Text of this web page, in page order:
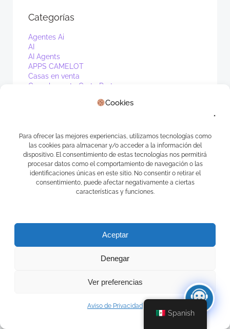
Cookies
Para ofrecer las mejores experiencias, utilizamos tecnologías como
las cookies para almacenar y/o acceder a la información del
dispositivo. El consentimiento de estas tecnologías nos permitirá
procesar datos como el comportamiento de navegación o las
identificaciones únicas en este sitio. No consentir o retirar el
consentimiento, puede afectar negativamente a ciertas
características y funciones.
Aceptar
Denegar
Ver preferencias
Aviso de Privacidad
Categorías
Agentes Ai
AI
AI Agents
APPS CAMELOT
Casas en venta
Complemento Carta Porte 2.0
Inteligencia Artificial
Lucy
Mari Asistente Docente
Marketing Digital
Programa de lealtad
PV1
WhatsApp
Meta
Feed de comentarios
Spanish